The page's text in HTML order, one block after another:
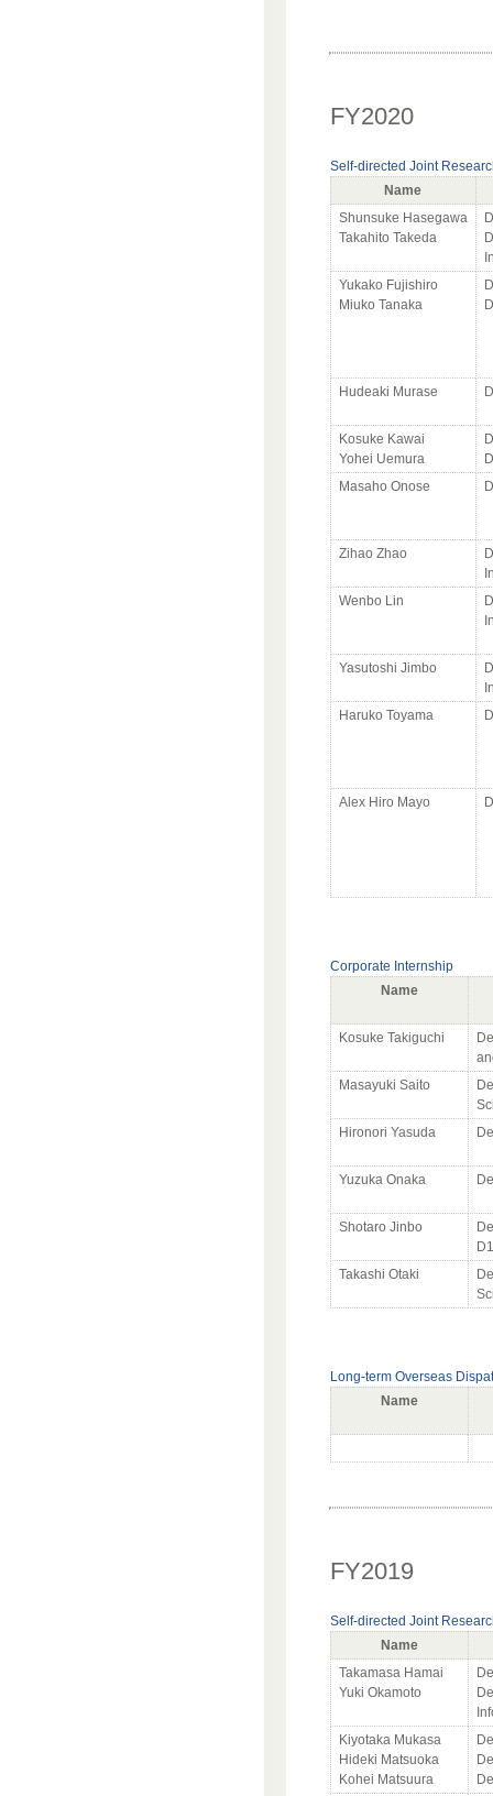
FY2020
Self-directed Joint
Name
Shunsuke Hasegawa
Takahito Takeda
Yukako Fujishiro
Miuko Tanaka
Hudeaki Murase
Kosuke Kawai
Yohei Uemura
Masaho Onose
Zihao Zhao
Wenbo Lin
Yasutoshi Jimbo
Haruko Toyama
Alex Hiro Mayo
Corporate Internship
Name
Kosuke Takiguchi
Masayuki Saito
Hironori Yasuda
Yuzuka Onaka
Shotaro Jinbo
D1
Takashi Otaki
Long-term Overseas
Name
FY2019
Self-directed Joint
Name
Takamasa Hamai
Yuki Okamoto
Kiyotaka Mukasa
Hideki Matsuoka
Kohei Matsuura